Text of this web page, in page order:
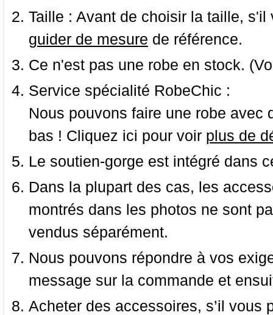
Taille : Avant de choisir la taille,
guider de mesure de référence.
Ce n'est pas une robe en stock.
Service spécialité RobeChic :
Nous pouvons faire une robe
bas ! Cliquez ici pour voir plus de
Le soutien-gorge est intégré dans
Dans la plupart des cas, les
montrés dans les photos ne sont
vendus séparément.
Nous pouvons répondre à vos
message sur la commande et
Acheter des accessoires, s’il